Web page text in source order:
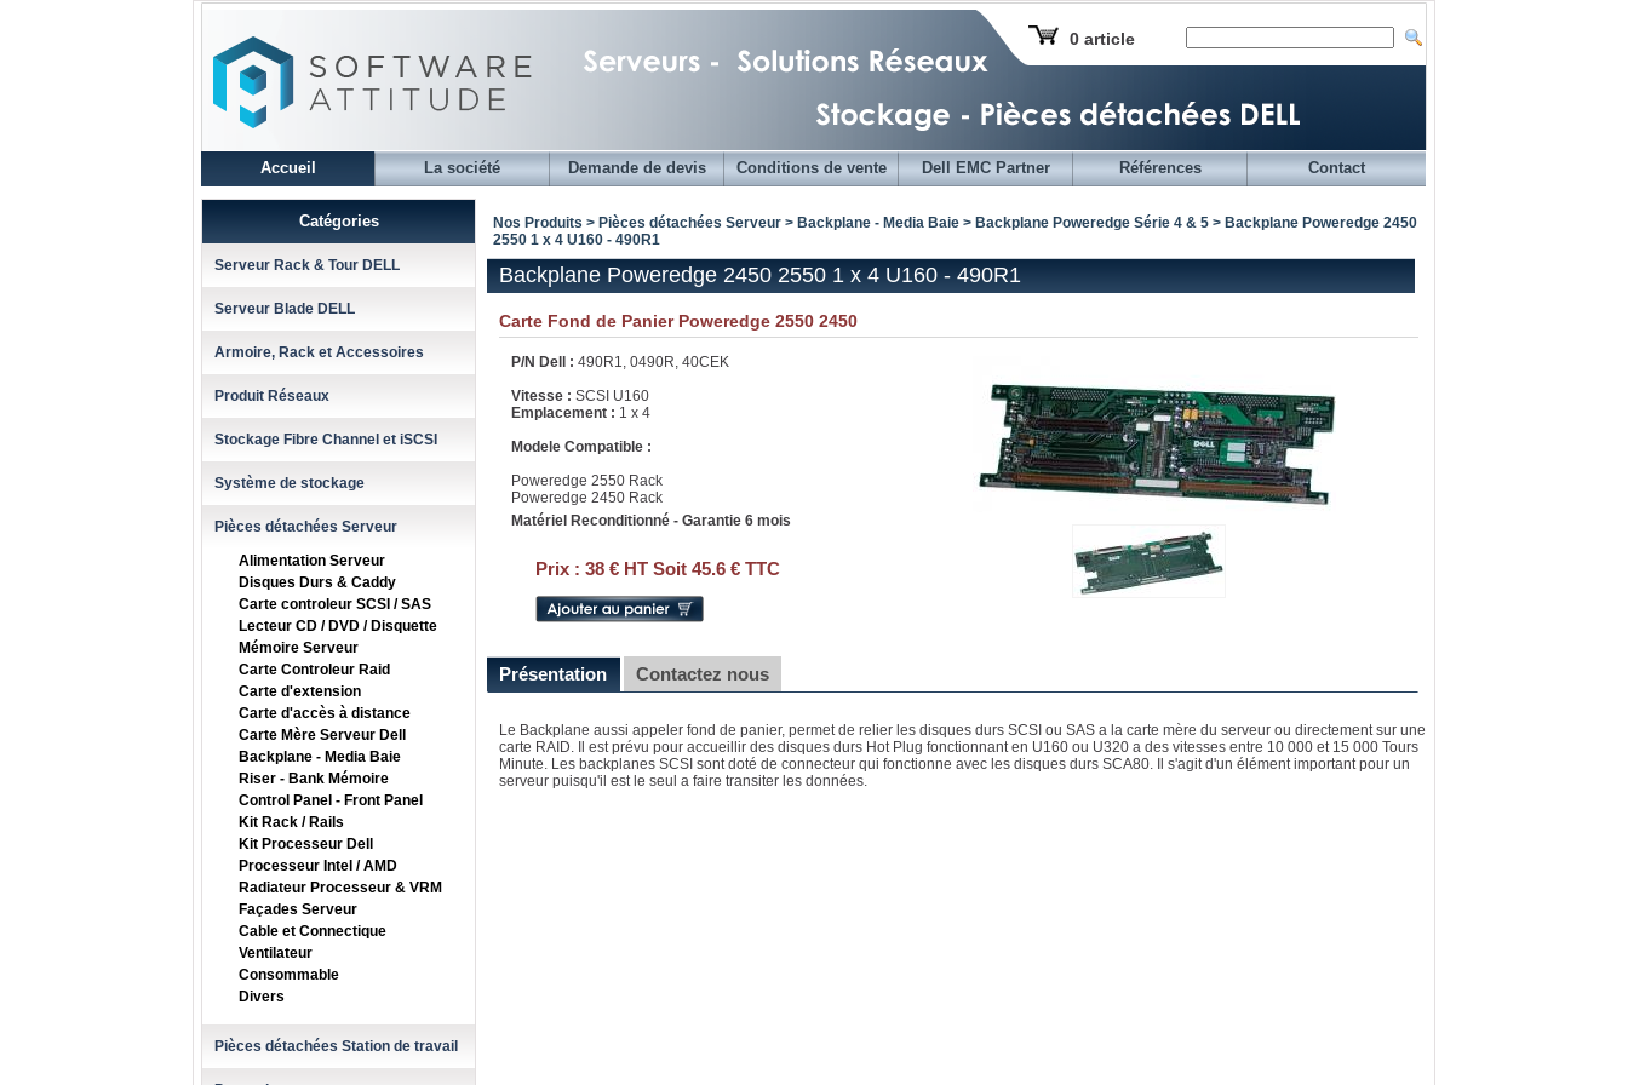
0 article
Accueil La société Demande de devis Conditions de vente Dell EMC Partner Références Contact
Catégories
Serveur Rack & Tour DELL
Serveur Blade DELL
Armoire, Rack et Accessoires
Produit Réseaux
Stockage Fibre Channel et iSCSI
Système de stockage
Pièces détachées Serveur
Alimentation Serveur
Disques Durs & Caddy
Carte controleur SCSI / SAS
Lecteur CD / DVD / Disquette
Mémoire Serveur
Carte Controleur Raid
Carte d'extension
Carte d'accès à distance
Carte Mère Serveur Dell
Backplane - Media Baie
Riser - Bank Mémoire
Control Panel - Front Panel
Kit Rack / Rails
Kit Processeur Dell
Processeur Intel / AMD
Radiateur Processeur & VRM
Façades Serveur
Cable et Connectique
Ventilateur
Consommable
Divers
Pièces détachées Station de travail
Nos Produits > Pièces détachées Serveur > Backplane - Media Baie > Backplane Poweredge Série 4 & 5 > Backplane Poweredge 2450
2550 1 x 4 U160 - 490R1
Backplane Poweredge 2450 2550 1 x 4 U160 - 490R1
Carte Fond de Panier Poweredge 2550 2450
P/N Dell : 490R1, 0490R, 40CEK
Vitesse : SCSI U160
Emplacement : 1 x 4
Modele Compatible :
Poweredge 2550 Rack
Poweredge 2450 Rack
Matériel Reconditionné - Garantie 6 mois
Prix : 38 € HT Soit 45.6 € TTC
Présentation Contactez nous
Le Backplane aussi appeler fond de panier, permet de relier les disques durs SCSI ou SAS a la carte mère du serveur ou directement sur une
carte RAID. Il est prévu pour accueillir des disques durs Hot Plug fonctionnant en U160 ou U320 a des vitesses entre 10 000 et 15 000 Tours
Minute. Les backplanes SCSI sont doté de connecteur qui fonctionne avec les disques durs SCA80. Il s'agit d'un élément important pour un
serveur puisqu'il est le seul a faire transiter les données.